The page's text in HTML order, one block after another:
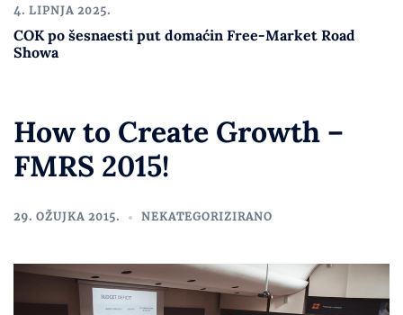
4. LIPNJA 2025.
COK po šesnaesti put domaćin Free-Market Road
Showa
How to Create Growth –
FMRS 2015!
29. OŽUJKA 2015. NEKATEGORIZIRANO